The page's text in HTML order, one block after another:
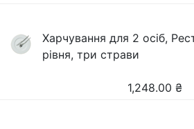
Харчування для 2 осіб,
рівня, три страви
1,248.00 ₴